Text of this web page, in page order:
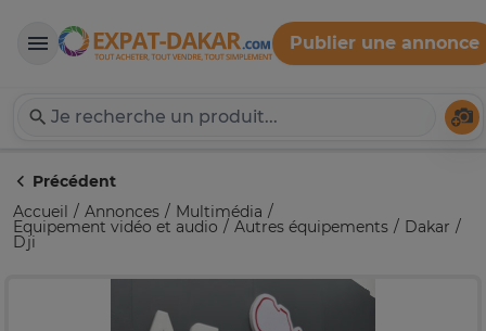
Expat-Dakar
Publier une annonce
Précédent
Accueil
Annonces Multimédia
Equipement vidéo et audio Autres équipements Dakar
Dji